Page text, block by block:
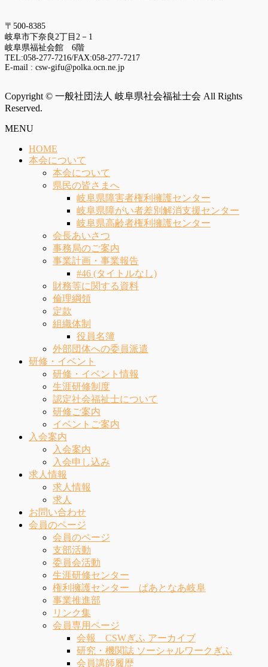
〒500-8385
岐阜市下奈良2丁目2－1
岐阜県福祉会館 6階
TEL:058-277-7216/FAX:058-277-7217
E-mail : csw-gifu@polka.ocn.ne.jp
Copyright © 一般社団法人 岐阜県社会福祉士会 All Rights
Reserved.
MENU
HOME
本会について
本会について
県民の皆さまへ
岐阜県障害者権利擁護センター
岐阜県障がい者差別解消支援センター
岐阜県高齢者権利擁護センター
会長あいさつ
事務局のご案内
事業計画・事業報告
#46 (タイトルなし)
財務等に関する資料
倫理綱領
定款
組織体制
役員名簿
外部団体への委員派遣
研修・イベント
研修・イベント情報
生涯研修制度
認定社会福祉士について
研修ご案内
イベントご案内
入会案内
入会案内
入会申し込み
求人情報
求人情報
求人
お問い合わせ
会員のページ
会員のページ
支部活動
委員会活動
生涯研修センター
権利擁護センター ぱあとなあ岐阜
事業推進部
リンク集
会員専用ページ
会報 CSWぎふ アーカイブ
研究・機関誌 ソーシャルワークぎふ
会員講師履歴